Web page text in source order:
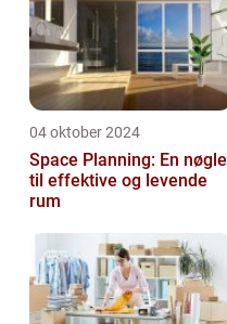
04 oktober 2024
Space Planning: En nøgle
til effektive og levende
rum